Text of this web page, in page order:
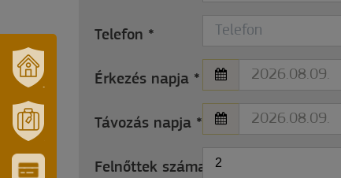
ÉS
TÉRSÉGÜNK
TURISZTIKA
Telefon *
Érkezés napja *
Távozás napja *
Felnőttek száma *2